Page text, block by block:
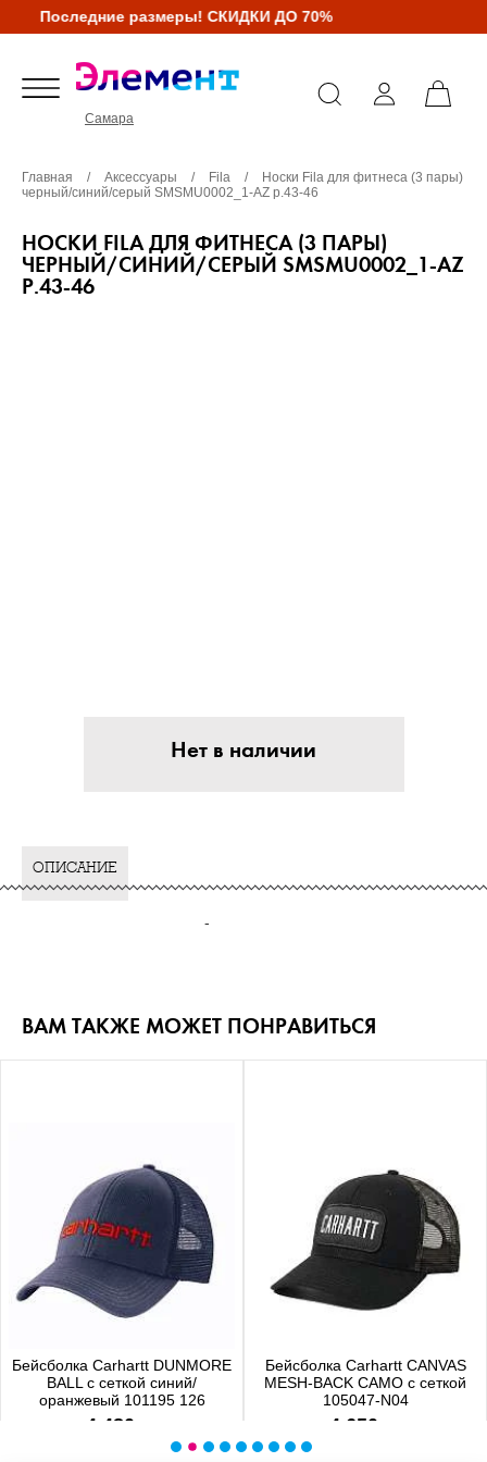
Последние размеры! СКИДКИ ДО 70%
Самара
Главная / Аксессуары / Fila /
Носки Fila для фитнеса (3 пары)
черный/синий/серый SMSMU0002_1-AZ р.43-46
НОСКИ FILA ДЛЯ ФИТНЕСА (3 ПАРЫ)
ЧЕРНЫЙ/СИНИЙ/СЕРЫЙ SMSMU0002_1-AZ
Р.43-46
Нет в наличии
ОПИСАНИЕ
-
ВАМ ТАКЖЕ МОЖЕТ ПОНРАВИТЬСЯ
Бейсболка Carhartt DUNMORE
BALL с сеткой синий/
оранжевый 101195 126
4 480 р.
Бейсболка Carhartt CANVAS
MESH-BACK CAMO с сеткой
105047-N04
4 650 р.